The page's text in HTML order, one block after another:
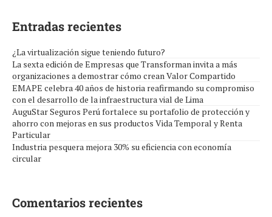
Entradas recientes
¿La virtualización sigue teniendo futuro?
La sexta edición de Empresas que Transforman invita a más
organizaciones a demostrar cómo crean Valor Compartido
EMAPE celebra 40 años de historia reafirmando su compromiso
con el desarrollo de la infraestructura vial de Lima
AuguStar Seguros Perú fortalece su portafolio de protección y
ahorro con mejoras en sus productos Vida Temporal y Renta
Particular
Industria pesquera mejora 30% su eficiencia con economía
circular
Comentarios recientes